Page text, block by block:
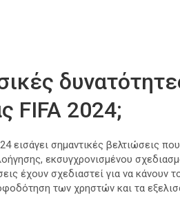
FIFA 2024;
εισάγει σημαντικές βελτιώσεις
εκσυγχρονισμένου
έχουν σχεδιαστεί για να κάνουν
των χρηστών και τα